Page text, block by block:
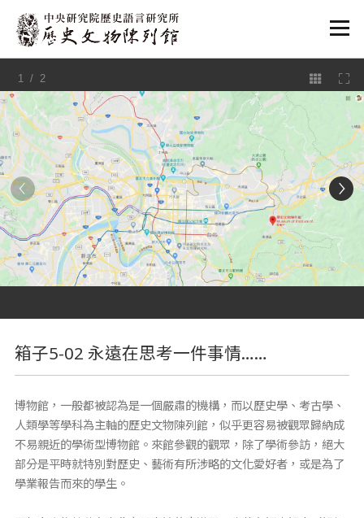
:::
1 / 2
箱子5-02 永遠在思考一件事情……
博物館，一般都被認為是一個嚴肅的機構，而以歷史學、考古學、
人類學等學科為主軸的歷史文物陳列館，似乎更容易被觀眾歸納成
不易親近的學術型博物館。來館參觀的觀眾，除了學術參訪，絕大
部分是平時就特別對歷史、藝術有所涉略的文化愛好者，或是為了
學業報告而來的學生。